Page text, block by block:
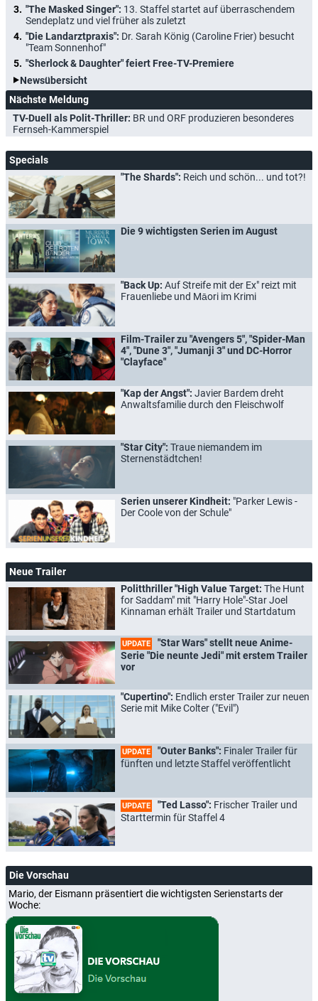
"The Masked Singer": 13. Staffel startet auf überraschendem
Sendeplatz und viel früher als zuletzt
"Die Landarztpraxis": Dr. Sarah König (Caroline Frier) besucht
"Team Sonnenhof"
"Sherlock & Daughter" feiert Free-TV-Premiere
Newsübersicht
Nächste Meldung
TV-Duell als Polit-Thriller: BR und ORF produzieren besonderes
Fernseh-Kammerspiel
Specials
"The Shards": Reich und schön... und tot?!
Die 9 wichtigsten Serien im August
"Back Up: Auf Streife mit der Ex" reizt mit
Frauenliebe und Māori im Krimi
Film-Trailer zu "Avengers 5", "Spider-Man
4", "Dune 3", "Jumanji 3" und DC-Horror
"Clayface"
"Kap der Angst": Javier Bardem dreht
Anwaltsfamilie durch den Fleischwolf
"Star City": Traue niemandem im
Sternenstädtchen!
Serien unserer Kindheit: "Parker Lewis -
Der Coole von der Schule"
Neue Trailer
Politthriller "High Value Target: The Hunt
for Saddam" mit "Harry Hole"-Star Joel
Kinnaman erhält Trailer und Startdatum
UPDATE
"Star Wars" stellt neue Anime-
Serie "Die neunte Jedi" mit erstem Trailer
vor
"Cupertino": Endlich erster Trailer zur neuen
Serie mit Mike Colter ("Evil")
UPDATE "Outer Banks": Finaler Trailer für
fünften und letzte Staffel veröffentlicht
UPDATE "Ted Lasso": Frischer Trailer und
Starttermin für Staffel 4
Die Vorschau
Mario, der Eismann präsentiert die wichtigsten Serienstarts der
Woche: